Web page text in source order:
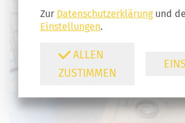
Zur Datenschutzerklärungund
Einstellungen.
ALLEN
ZUSTIMMEN